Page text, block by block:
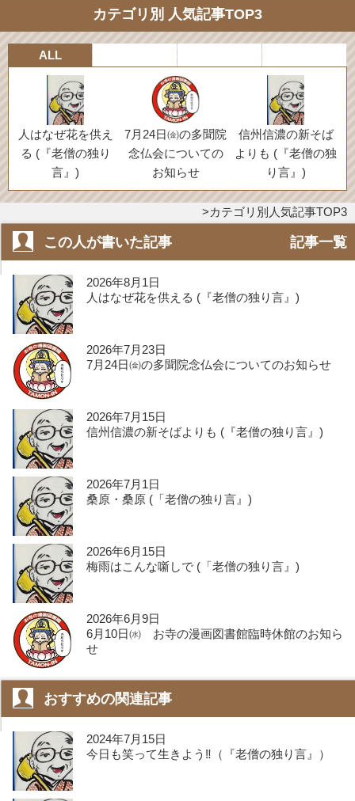
カテゴリ別 人気記事TOP3
ALL
人はなぜ花を供え
る (『老僧の独り
言』)
7月24日㈮の多聞院
念仏会についての
お知らせ
信州信濃の新そば
よりも (『老僧の独
り言』)
カテゴリ別人気記事TOP3
この人が書いた記事 記事一覧
2026年8月1日
人はなぜ花を供える (『老僧の独り言』)
2026年7月23日
7月24日㈮の多聞院念仏会についてのお知らせ
2026年7月15日
信州信濃の新そばよりも (『老僧の独り言』)
2026年7月1日
桑原・桑原 (「老僧の独り言』)
2026年6月15日
梅雨はこんな噺しで (「老僧の独り言』)
2026年6月9日
6月10日㈬ お寺の漫画図書館臨時休館のお知ら
せ
おすすめの関連記事
2024年7月15日
今日も笑って生きよう‼️（『老僧の独り言』）